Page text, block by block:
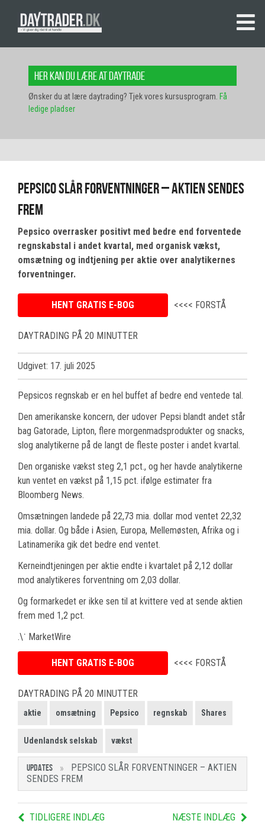
Her kan du lære at daytrade
Ønsker du at lære daytrading? Tjek vores kursusprogram. Få
ledige pladser
Pepsico slår forventninger – aktien sendes
frem
Pepsico overrasker positivt med bedre end forventede
regnskabstal i andet kvartal, med organisk vækst,
omsætning og indtjening per aktie over analytikernes
forventninger.
HENT GRATIS E-BOG <<<< FORSTÅ
DAYTRADING PÅ 20 MINUTTER
Udgivet: 17. juli 2025
Pepsicos regnskab er en hel buffet af bedre end ventede tal.
Den amerikanske koncern, der udover Pepsi blandt andet står
bag Gatorade, Lipton, flere morgenmadsprodukter og snacks,
slog analytikerne på de langt de fleste poster i andet kvartal.
Den organiske vækst steg 2,1 pct., og her havde analytikerne
kun ventet en vækst på 1,15 pct. ifølge estimater fra
Bloomberg News.
Omsætningen landede på 22,73 mia. dollar mod ventet 22,32
mia. dollar. Og både i Asien, Europa, Mellemøsten, Afrika og i
Latinamerika gik det bedre end ventet.
Kerneindtjeningen per aktie endte i kvartalet på 2,12 dollar
mod analytikeres forventning om 2,03 dollar.
Og formarkedet er ikke sen til at kvittere ved at sende aktien
frem med 1,2 pct.
.\˙ MarketWire
HENT GRATIS E-BOG <<<< FORSTÅ
DAYTRADING PÅ 20 MINUTTER
aktie omsætning Pepsico regnskab Shares
Udenlandsk selskab vækst
UPDATES
PEPSICO SLÅR FORVENTNINGER – AKTIEN
SENDES FREM
TIDLIGERE INDLÆG NÆSTE INDLÆG